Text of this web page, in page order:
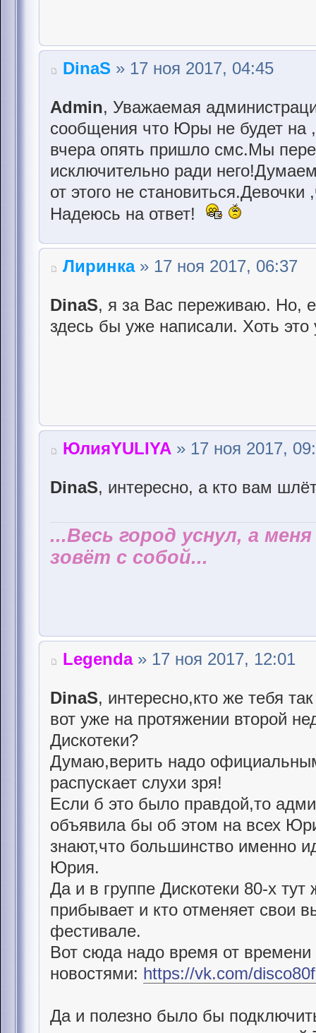
DinaS » 17 ноя 2017, 04:45
Admin, Уважаемая
сообщения что Юры не будет на
вчера опять пришло смс.Мы
исключительно ради
от этого не
Надеюсь на ответ!
Лиринка» 17 ноя 2017, 06:37
DinaS, я за Вас переживаю. Но,
здесь бы уже написали. Хоть это
ЮлияYULIYA » 17 ноя 2017,
DinaS, интересно, а кто вам
...Весь город уснул, а
зовёт с собой...
Legenda» 17 ноя 2017, 12:01
DinaS, интересно,кто же тебя
вот уже на протяжении второй
Дискотеки?
Думаю,верить надо
распускает слухи зря!
Если б это было правдой,то
объявила бы об этом на всех
знают,что большинство именно
Юрия.
Да и в группе Дискотеки 80-х
прибывает и кто отменяет свои
фестивале.
Вот сюда надо время от времени
новостями: https://vk.com/
Да и полезно было бы